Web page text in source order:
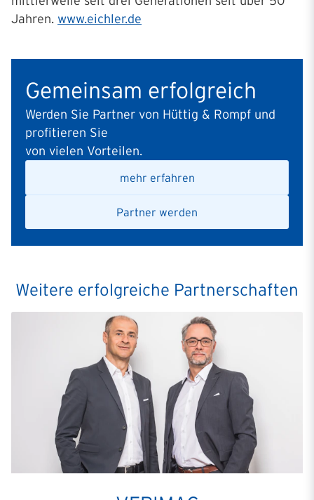
Jahren. www.eichler.de
Gemeinsam erfolgreich
Werden Sie Partner von Hüttig & Rompf und
profitieren Sie
von vielen Vorteilen.
mehr erfahren
Partner werden
Weitere erfolgreiche Partnerschaften